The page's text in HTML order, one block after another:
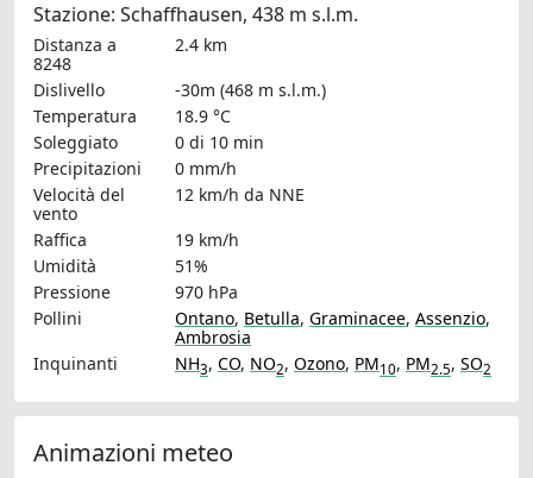
Stazione: Schaffhausen, 438 m s.l.m.
Distanza a
8248
2.4 km
Dislivello
-30m (468 m s.l.m.)
Temperatura
18.9 °C
Soleggiato
0 di 10 min
Precipitazioni
0 mm/h
Velocità del
vento
12 km/h da NNE
Raffica
19 km/h
Umidità
51%
Pressione
970 hPa
Pollini
Ontano, Betulla, Graminacee, Assenzio,
Ambrosia
Inquinanti
NH3, CO, NO2, Ozono, PM10, PM2.5, SO2
Animazioni meteo